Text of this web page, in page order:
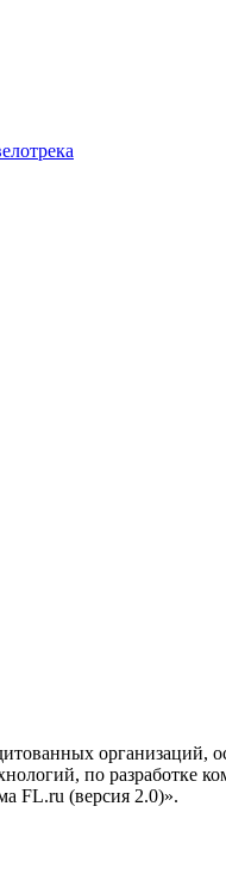
организаций,
по разработке
FL.ru (версия 2.0)».